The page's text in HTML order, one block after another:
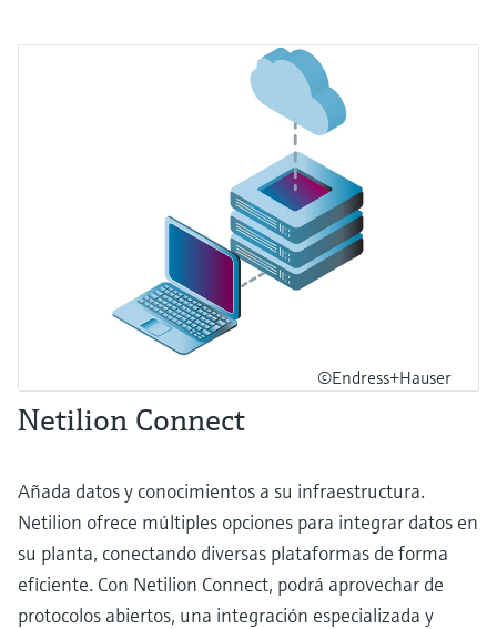
©Endress+Hauser
Netilion Connect
Añada datos y conocimientos a su infraestructura.
Netilion ofrece múltiples opciones para integrar datos en
su planta, conectando diversas plataformas de forma
eficiente. Con Netilion Connect, podrá aprovechar de
protocolos abiertos, una integración especializada y